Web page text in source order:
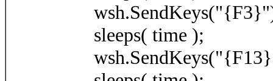
sleeps( time );